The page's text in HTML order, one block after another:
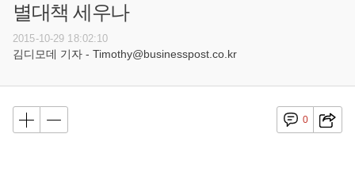
별대책 세우나
2015-10-29 18:02:10
김디모데 기자 - Timothy@businesspost.co.kr
0